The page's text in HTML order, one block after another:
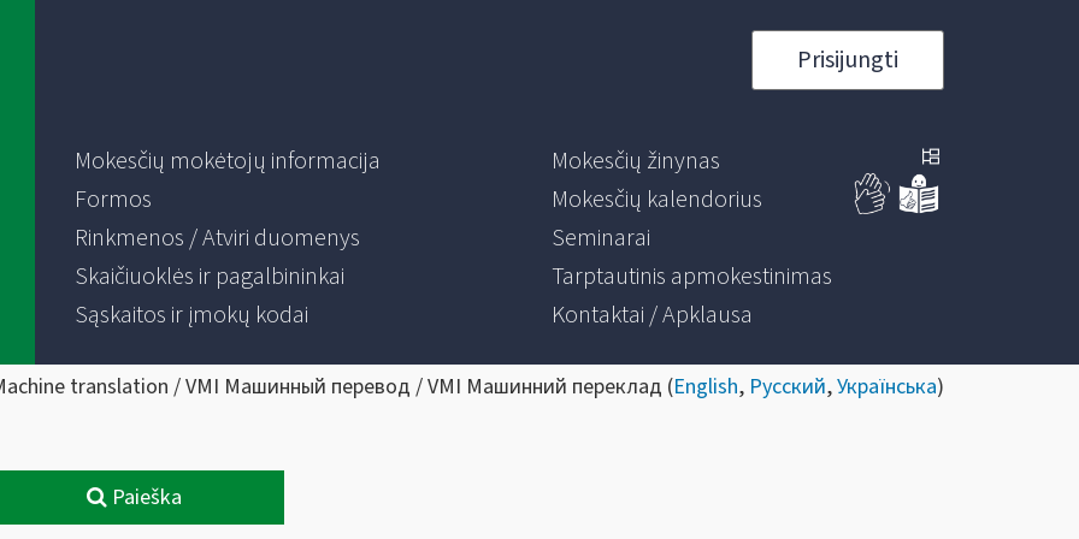
Prisijungti
Mokesčių mokėtojų informacija
Formos
Rinkmenos / Atviri duomenys
Skaičiuoklės ir pagalbininkai
Sąskaitos ir įmokų kodai
Mokesčių žinynas
Mokesčių kalendorius
Seminarai
Tarptautinis apmokestinimas
Kontaktai / Apklausa
translation / VMI Машинный перевод / VMI Машинний переклад (English, Русский,Українська)
Paieška